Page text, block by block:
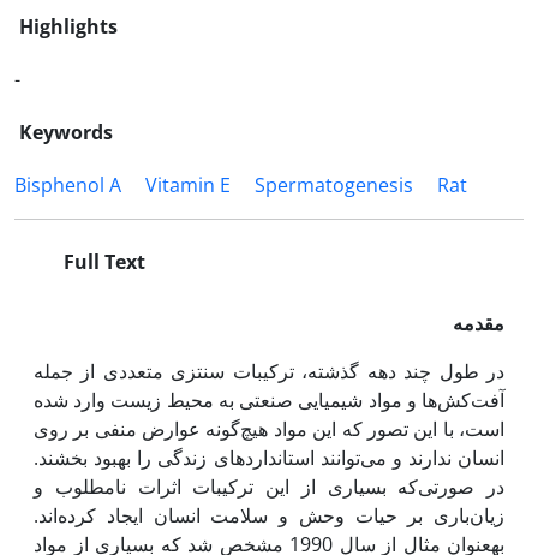
Highlights
-
Keywords
Bisphenol A
Vitamin E Spermatogenesis Rat
Full Text
مقدمه
در طول چند دهه گذشته، ترکیبات سنتزی متعددی از جمله
آفت‌کش‌ها و مواد شیمیایی صنعتی به محیط زیست وارد شده
است، با این تصور که این مواد هیچ‌گونه عوارض منفی بر روی
انسان ندارند و می‌توانند استانداردهای زندگی را بهبود بخشند.
در صورتی‌که بسیاری از این ترکیبات اثرات نامطلوب و
زیان‌باری بر حیات وحش و سلامت انسان ایجاد کرده‌اند.
به‏عنوان مثال از سال 1990 مشخص شد که بسیاری از مواد